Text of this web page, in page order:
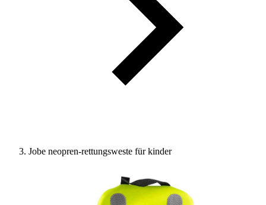
Jobe neopren-rettungsweste für kinder